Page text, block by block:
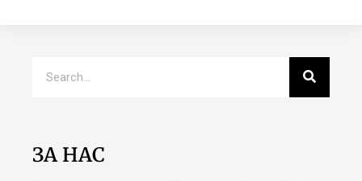
ЗА НАС